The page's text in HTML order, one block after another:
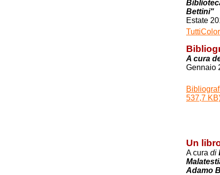
Bettini"
Estate
A cura
Gennaio
537,7
Un
A cura di
Adamo